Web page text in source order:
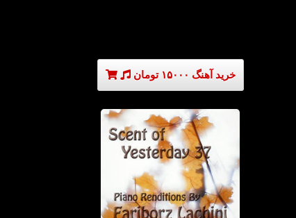
خرید آهنگ ۱۵۰۰۰ تومان